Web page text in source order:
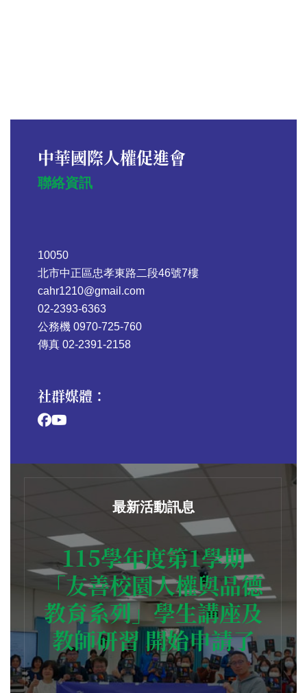
中華國際人權促進會
聯絡資訊
10050
北市中正區忠孝東路二段46號7樓
cahr1210@gmail.com
02-2393-6363
公務機 0970-725-760
傳真 02-2391-2158
社群媒體：
最新活動訊息
115學年度第1學期
「友善校園人權與品德
教育系列」學生講座及
教師研習 開始申請了